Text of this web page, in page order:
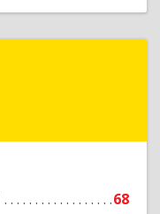
68
Подробнее